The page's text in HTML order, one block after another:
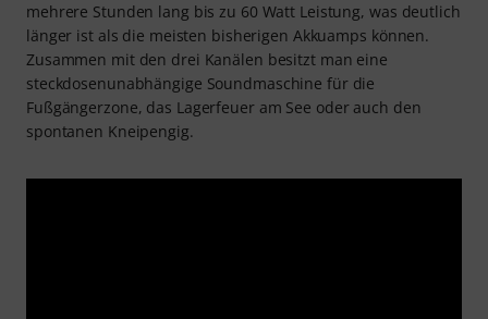
mehrere Stunden lang bis zu 60 Watt Leistung, was deutlich
länger ist als die meisten bisherigen Akkuamps können.
Zusammen mit den drei Kanälen besitzt man eine
steckdosenunabhängige Soundmaschine für die
Fußgängerzone, das Lagerfeuer am See oder auch den
spontanen Kneipengig.